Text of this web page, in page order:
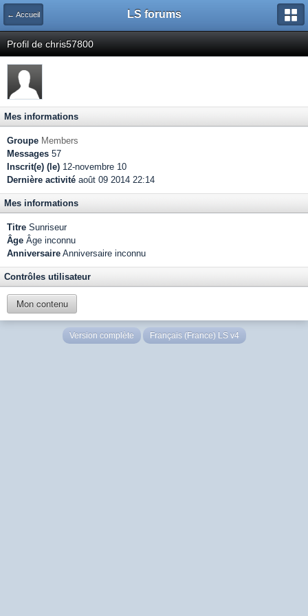
← Accueil LS forums
Profil de chris57800
Mes informations
Groupe Members
Messages 57
Inscrit(e) (le) 12-novembre 10
Dernière activité août 09 2014 22:14
Mes informations
Titre Sunriseur
Âge Âge inconnu
Anniversaire Anniversaire inconnu
Contrôles utilisateur
Mon contenu
Version complète Français (France) LS v4